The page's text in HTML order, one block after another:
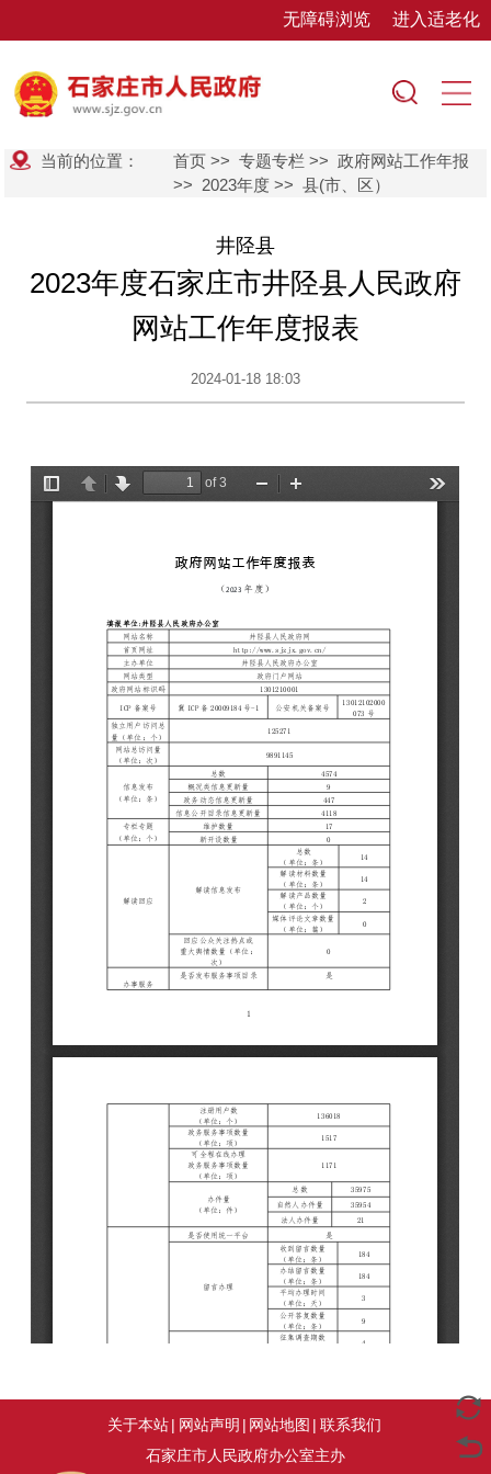
无障碍浏览 进入适老化
当前的位置： 首页 >>专题专栏 >>政府网站工作年报
>> 2023年度 >>县(市、区）
井陉县
2023年度石家庄市井陉县人民政府
网站工作年度报表
2024-01-18 18:03
关于本站| 网站声明 | 网站地图 | 联系我们
石家庄市人民政府办公室主办